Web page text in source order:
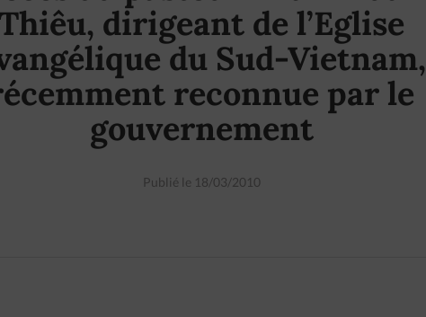
dirigeant de l’Eglise
du Sud-Vietnam,
reconnue par le
gouvernement
Publié le 18/03/2010